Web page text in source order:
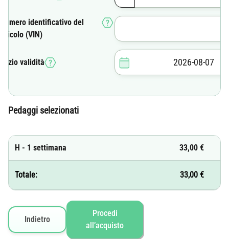
Numero identificativo del
veicolo (VIN)
Inizio validità
Pedaggi selezionati
H - 1 settimana 33,00 €
Totale: 33,00 €
Indietro
Procedi
all’acquisto